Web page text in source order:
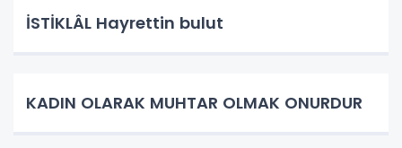
İSTİKLÂL Hayrettin bulut
KADIN OLARAK MUHTAR OLMAK ONURDUR